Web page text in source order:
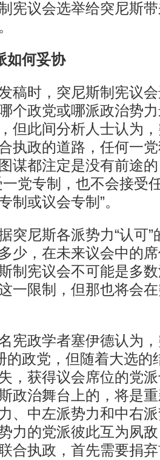
宪议会选举给突尼斯
如何妥协
时，突尼斯制宪议会
个政党或哪派政治势
但此间分析人士认为
执政的道路，任何一
谋都注定是没有前途
一党专制，也不会接受
制或议会专制”。
尼斯各派势力“认可”
少，在未来议会中的
制宪议会不可能是多
一限制，但那也将会
政学者塞伊德认为，
的政党，但随着大选的
，获得议会席位的党派
政治舞台上的，将是
、中左派势力和中右
力的党派彼此互为夙
合执政，首先需要捐